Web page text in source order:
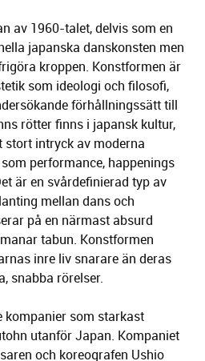
av 1960-talet, delvis som en
japanska danskonsten men
kroppen. Konstformen är
som ideologi och filosofi,
förhållningssätt till
rötter finns i japansk kultur,
stort intryck av moderna
performance, happenings
är en svårdefinierad typ av
mellan dans och
på en närmast absurd
tabun. Konstformen
inre liv snarare än deras
snabba rörelser.
kompanier som starkast
utanför Japan. Kompaniet
och koreografen Ushio